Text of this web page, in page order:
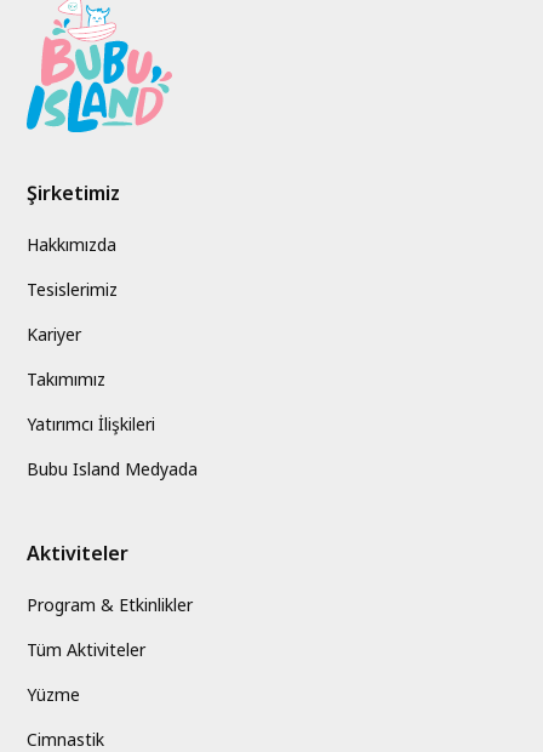
Şirketimiz
Hakkımızda
Tesislerimiz
Kariyer
Takımımız
Yatırımcı İlişkileri
Bubu Island Medyada
Aktiviteler
Program & Etkinlikler
Tüm Aktiviteler
Yüzme
Cimnastik